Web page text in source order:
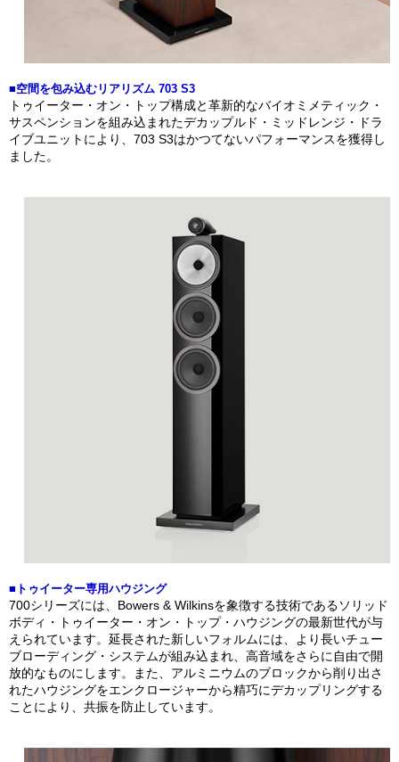
■空間を包み込むリアリズム 703 S3
トゥイーター・オン・トップ構成と革新的なバイオミメティック・
サスペンションを組み込まれたデカップルド・ミッドレンジ・ドラ
イブユニットにより、703 S3はかつてないパフォーマンスを獲得し
ました。
■トゥイーター専用ハウジング
700シリーズには、Bowers & Wilkinsを象徴する技術であるソリッド
ボディ・トゥイーター・オン・トップ・ハウジングの最新世代が与
えられています。延長された新しいフォルムには、より長いチュー
ブローディング・システムが組み込まれ、高音域をさらに自由で開
放的なものにします。また、アルミニウムのブロックから削り出さ
れたハウジングをエンクロージャーから精巧にデカップリングする
ことにより、共振を防止しています。